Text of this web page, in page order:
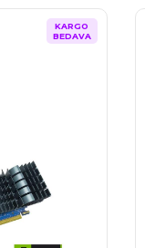
KARGO
BEDAVA